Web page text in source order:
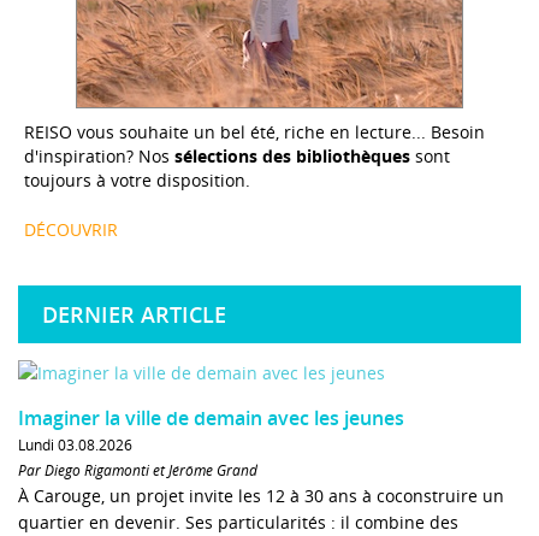
REISO vous souhaite un bel été, riche en lecture... Besoin
d'inspiration? Nos sélections des bibliothèques sont
toujours à votre disposition.
DÉCOUVRIR
DERNIER ARTICLE
Imaginer la ville de demain avec les jeunes
Lundi 03.08.2026
Par Diego Rigamonti et Jérôme Grand
À Carouge, un projet invite les 12 à 30 ans à coconstruire un
quartier en devenir. Ses particularités : il combine des